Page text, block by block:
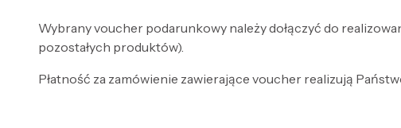
Wybrany voucher podarunkowy należy dołączyć do
pozostałych produktów).
Płatność za zamówienie zawierające voucher realizują